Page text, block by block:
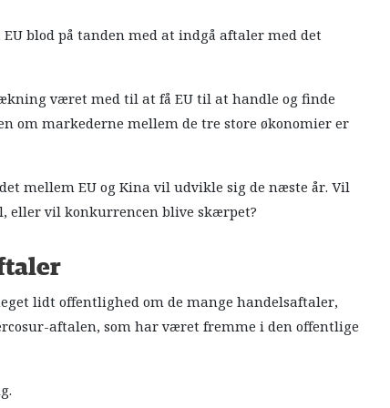
blod på tanden med at indgå aftaler med det
været med til at få EU til at handle og finde
om markederne mellem de tre store økonomier er
mellem EU og Kina vil udvikle sig de næste år. Vil
eller vil konkurrencen blive skærpet?
lidt offentlighed om de mange handelsaftaler,
aftalen, som har været fremme i den offentlige